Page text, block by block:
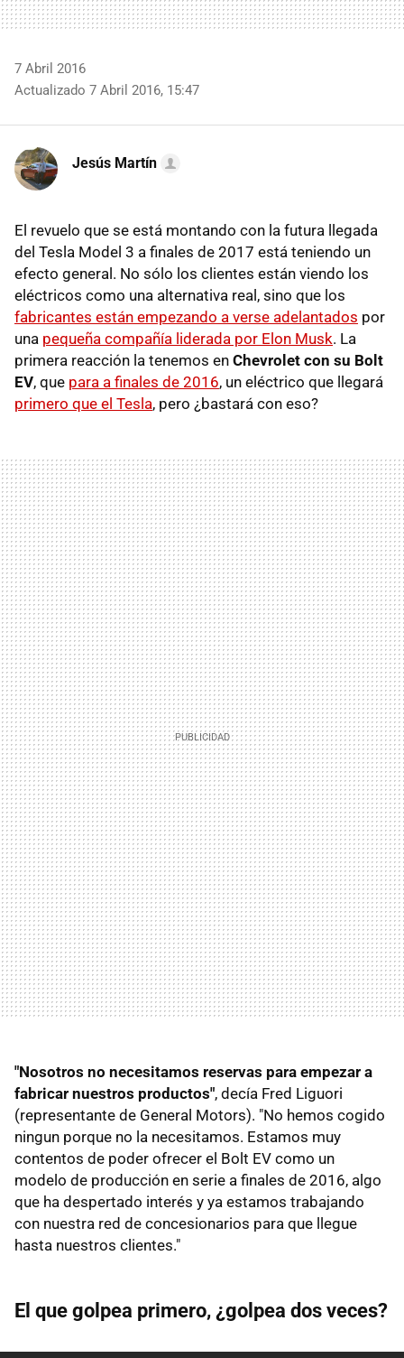
7 Abril 2016
Actualizado 7 Abril 2016, 15:47
Jesús Martín
El revuelo que se está montando con la futura llegada
del Tesla Model 3 a finales de 2017 está teniendo un
efecto general. No sólo los clientes están viendo los
eléctricos como una alternativa real, sino que los
fabricantes están empezando a verse adelantados por
una pequeña compañía liderada por Elon Musk. La
primera reacción la tenemos en Chevrolet con su Bolt
EV, que para a finales de 2016, un eléctrico que llegará
primero que el Tesla, pero ¿bastará con eso?
"Nosotros no necesitamos reservas para empezar a
fabricar nuestros productos", decía Fred Liguori
(representante de General Motors). "No hemos cogido
ningun porque no la necesitamos. Estamos muy
contentos de poder ofrecer el Bolt EV como un
modelo de producción en serie a finales de 2016, algo
que ha despertado interés y ya estamos trabajando
con nuestra red de concesionarios para que llegue
hasta nuestros clientes."
El que golpea primero, ¿golpea dos veces?